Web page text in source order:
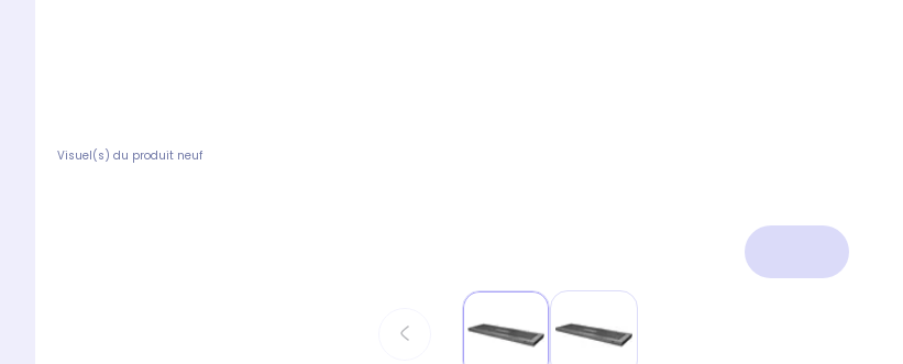
Visuel(s) du produit neuf